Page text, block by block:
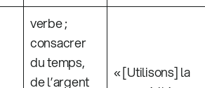
verbe ;
consacrer
du temps,
de l’argent
« [Utilisons] la